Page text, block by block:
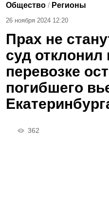
Общество / Регионы
26 ноября 2024 12:20
Прах не
суд отклонил
перевозке
погибшего
362